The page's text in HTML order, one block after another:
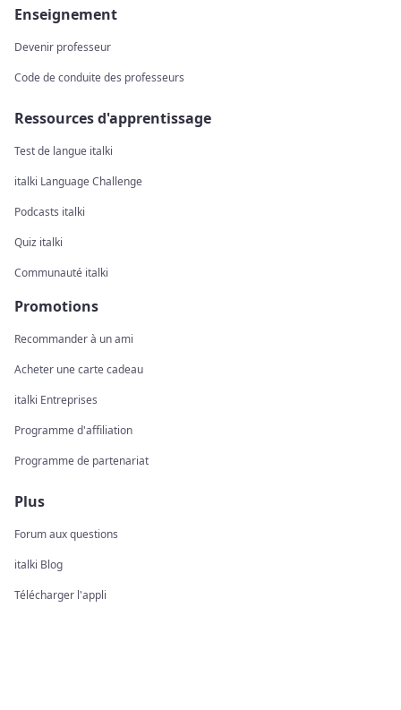
Enseignement
Devenir professeur
Code de conduite des professeurs
Ressources d'apprentissage
Test de langue italki
italki Language Challenge
Podcasts italki
Quiz italki
Communauté italki
Promotions
Recommander à un ami
Acheter une carte cadeau
italki Entreprises
Programme d'affiliation
Programme de partenariat
Plus
Forum aux questions
italki Blog
Télécharger l'appli